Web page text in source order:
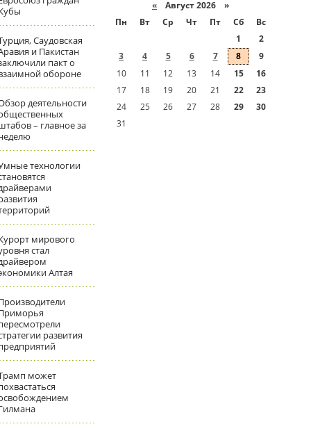
Саудовская
и Пакистан
пакт о
обороне
деятельности
– главное за
технологии
мирового
стал
Алтая
развития
может
« Август 2026 »
Пн
Вт Ср Чт Пт Сб
Вс
1
2
3
4 5 6 7 8
9
10
11 12 13 14 15
16
17
18 19 20 21 22
23
24
25 26 27 28 29
30
31